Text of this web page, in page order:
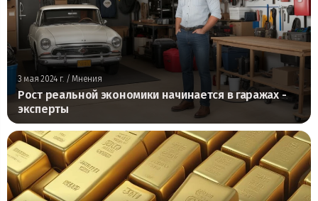
3 мая 2024 г. / Мнения
Рост реальной экономики начинается в гаражах -
эксперты